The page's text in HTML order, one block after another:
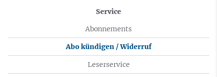
Service
Abonnements
Abo kündigen / Widerruf
Leserservice